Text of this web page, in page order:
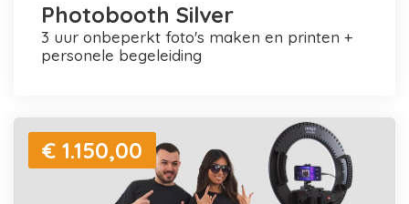
Photobooth Silver
3 uur onbeperkt foto's maken en printen +
personele begeleiding
€ 1.150,00